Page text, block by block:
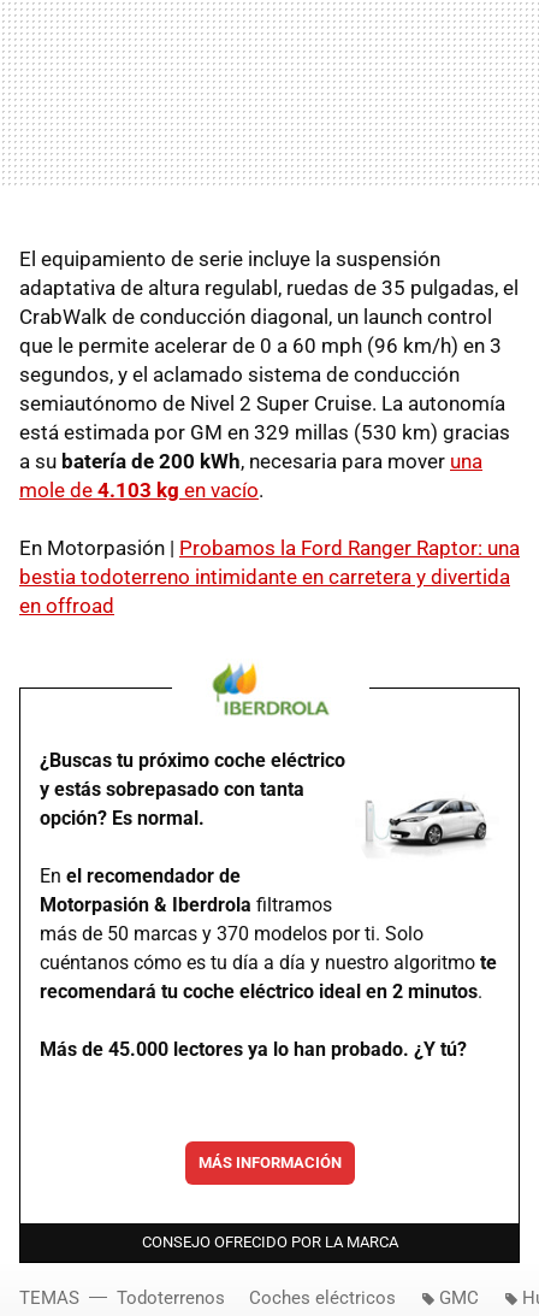
El equipamiento de serie incluye la suspensión
adaptativa de altura regulabl, ruedas de 35 pulgadas, el
CrabWalk de conducción diagonal, un launch control
que le permite acelerar de 0 a 60 mph (96 km/h) en 3
segundos, y el aclamado sistema de conducción
semiautónomo de Nivel 2 Super Cruise. La autonomía
está estimada por GM en 329 millas (530 km) gracias
a su batería de 200 kWh, necesaria para mover una
mole de 4.103 kg en vacío.
En Motorpasión | Probamos la Ford Ranger Raptor: una
bestia todoterreno intimidante en carretera y divertida
en offroad
¿Buscas tu próximo coche eléctrico
y estás sobrepasado con tanta
opción? Es normal.
En el recomendador de
Motorpasión & Iberdrola filtramos
más de 50 marcas y 370 modelos por ti. Solo
cuéntanos cómo es tu día a día y nuestro algoritmo te
recomendará tu coche eléctrico ideal en 2 minutos.
Más de 45.000 lectores ya lo han probado. ¿Y tú?
MÁS INFORMACIÓN
CONSEJO OFRECIDO POR LA MARCA
TEMAS Todoterrenos Coches eléctricos GMC